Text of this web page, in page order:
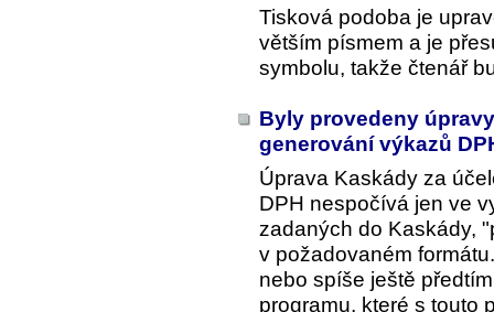
Tisková podoba je
větším písmem a je
symbolu, takže čtenář
Byly provedeny
generování výkazů
Úprava Kaskády za
DPH nespočívá jen ve
zadaných do Kaskády,
v požadovaném
nebo spíše ještě
programu, které s touto